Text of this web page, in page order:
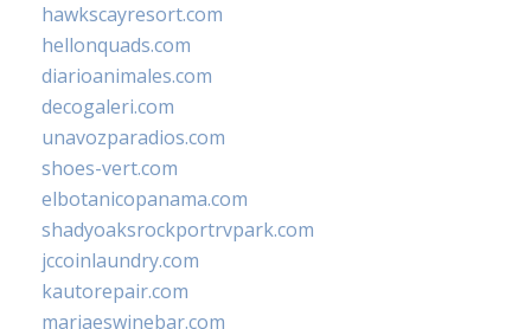
hawkscayresort.com
hellonquads.com
diarioanimales.com
decogaleri.com
unavozparadios.com
shoes-vert.com
elbotanicopanama.com
shadyoaksrockportrvpark.com
jccoinlaundry.com
kautorepair.com
marjaeswinebar.com